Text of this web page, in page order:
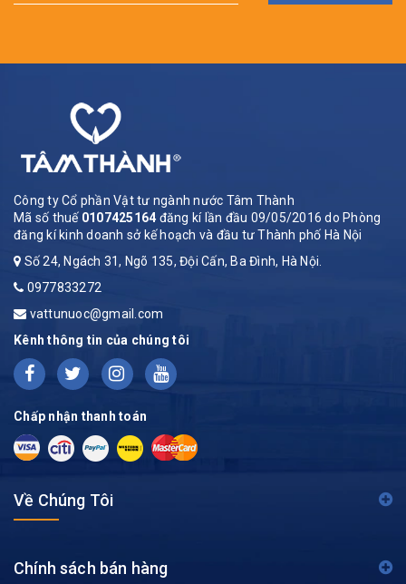
Công ty Cổ phần Vật tư ngành nước Tâm Thành
Mã số thuế 0107425164 đăng kí lần đầu 09/05/2016 do Phòng
đăng kí kinh doanh sở kế hoạch và đầu tư Thành phố Hà Nội
Số 24, Ngách 31, Ngõ 135, Đội Cấn, Ba Đình, Hà Nội.
0977833272
vattunuoc@gmail.com
Kênh thông tin của chúng tôi
Chấp nhận thanh toán
Về Chúng Tôi
Chính sách bán hàng